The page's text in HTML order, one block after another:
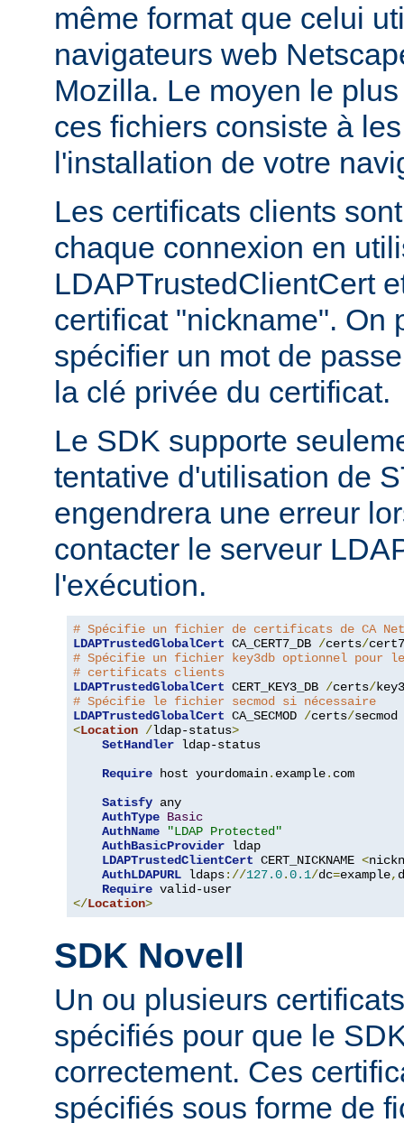
même format que celui
navigateurs web
Mozilla. Le moyen le
ces fichiers consiste à
l'installation de votre
Les certificats clients
chaque connexion en
LDAPTrustedClientCert
certificat "nickname". On
spécifier un mot de
la clé privée du certificat.
Le SDK supporte
tentative d'utilisation de
engendrera une erreur
contacter le serveur
l'exécution.
# Spécifie un fichier de certificats de CA
LDAPTrustedGlobalCert CA_CERT7_DB /certs/cert7
# Spécifie un fichier key3db optionnel pour
# certificats clients
LDAPTrustedGlobalCert CERT_KEY3_DB /certs/key3
# Spécifie le fichier secmod si nécessaire
LDAPTrustedGlobalCert CA_SECMOD /certs/
<Location /ldap-status>
SetHandler ldap-status
Require host yourdomain. example. com
Satisfy any
AuthType Basic
AuthName
"LDAP Protected"
AuthBasicProvider ldap
LDAPTrustedClientCert CERT_NICKNAME <
AuthLDAPURL ldaps://127.0.0.1/dc=example,
Require
</Location>
SDK Novell
Un ou plusieurs
spécifiés pour que le
correctement. Ces
spécifiés sous forme de